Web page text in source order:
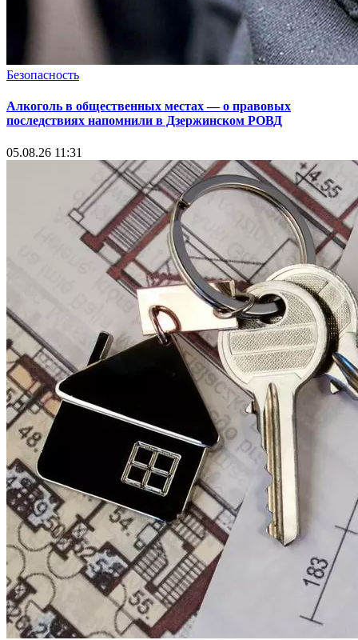
Безопасность
Алкоголь в общественных местах — о правовых
последствиях напомнили в Дзержинском РОВД
05.08.26 11:31